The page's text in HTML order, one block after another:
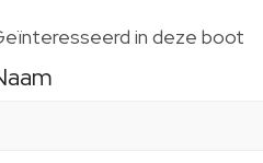
in deze boot